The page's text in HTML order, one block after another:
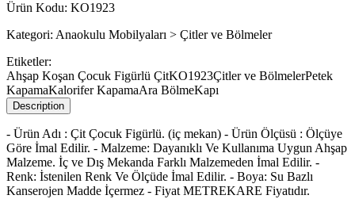
Ürün Kodu: KO1923
Kategori: Anaokulu Mobilyaları > Çitler ve Bölmeler
Etiketler:
Ahşap Koşan Çocuk Figürlü ÇitKO1923Çitler ve BölmelerPetek
KapamaKalorifer KapamaAra BölmeKapı
Description
- Ürün Adı : Çit Çocuk Figürlü. (iç mekan) - Ürün Ölçüsü : Ölçüye
Göre İmal Edilir. - Malzeme: Dayanıklı Ve Kullanıma Uygun Ahşap
Malzeme. İç ve Dış Mekanda Farklı Malzemeden İmal Edilir. -
Renk: İstenilen Renk Ve Ölçüde İmal Edilir. - Boya: Su Bazlı
Kanserojen Madde İçermez - Fiyat METREKARE Fiyatıdır.